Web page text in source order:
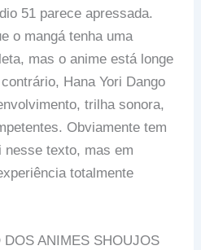
51 parece apressada.
o mangá tenha uma
mas o anime está longe
Hana Yori Dango
trilha sonora,
Obviamente tem
nesse texto, mas em
totalmente
ANIMES SHOUJOS